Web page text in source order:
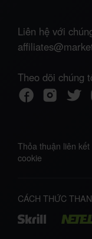
Liên hệ với
Theo dõi chúng
Thỏa thuận liên kết
cookie
CÁCH THỨC